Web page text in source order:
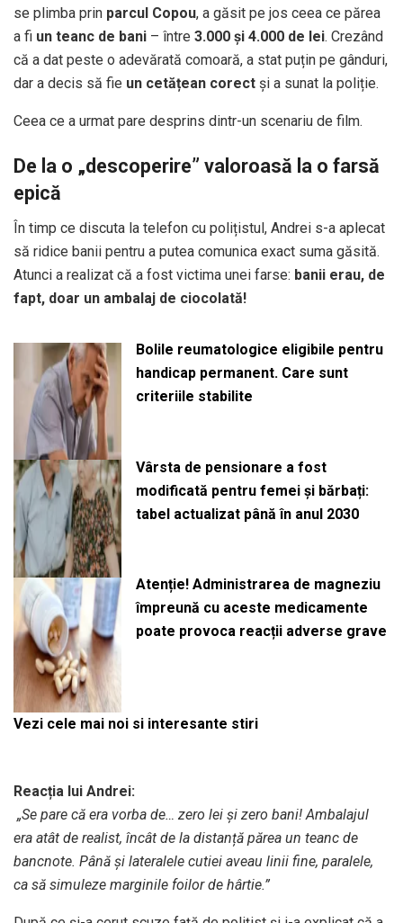
se plimba prin parcul Copou, a găsit pe jos ceea ce părea
a fi un teanc de bani – între 3.000 și 4.000 de lei. Crezând
că a dat peste o adevărată comoară, a stat puțin pe gânduri,
dar a decis să fie un cetățean corect și a sunat la poliție.
Ceea ce a urmat pare desprins dintr-un scenariu de film.
De la o „descoperire” valoroasă la o farsă
epică
În timp ce discuta la telefon cu polițistul, Andrei s-a aplecat
să ridice banii pentru a putea comunica exact suma găsită.
Atunci a realizat că a fost victima unei farse: banii erau, de
fapt, doar un ambalaj de ciocolată!
Bolile reumatologice eligibile pentru
handicap permanent. Care sunt
criteriile stabilite
Vârsta de pensionare a fost
modificată pentru femei și bărbați:
tabel actualizat până în anul 2030
Atenție! Administrarea de magneziu
împreună cu aceste medicamente
poate provoca reacții adverse grave
Vezi cele mai noi si interesante stiri
Reacția lui Andrei:
„Se pare că era vorba de… zero lei și zero bani! Ambalajul
era atât de realist, încât de la distanță părea un teanc de
bancnote. Până și lateralele cutiei aveau linii fine, paralele,
ca să simuleze marginile foilor de hârtie.”